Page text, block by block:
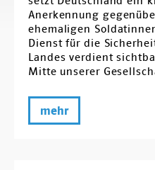
Anerkennung
ehemaligen
Dienst für die
Landes verdient
Mitte unserer
mehr